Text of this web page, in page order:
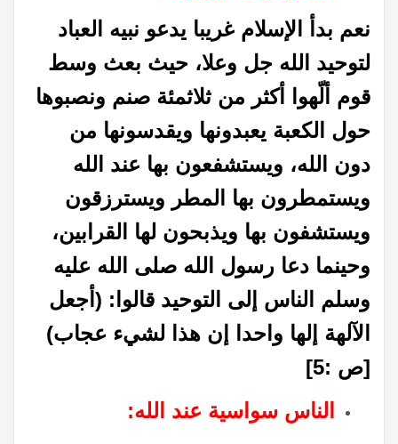
نعم بدأ الإسلام غريبا يدعو نبيه العباد
لتوحيد الله جل وعلا، حيث بعث وسط
قوم ألّهوا أكثر من ثلاثمئة صنم ونصبوها
حول الكعبة يعبدونها ويقدسونها من
دون الله، ويستشفعون بها عند الله
ويستمطرون بها المطر ويسترزقون
ويستشفون بها ويذبحون لها القرابين،
وحينما دعا رسول الله صلى الله عليه
وسلم الناس إلى التوحيد قالوا: (أجعل
الآلهة إلها واحدا إن هذا لشيء عجاب)
[ص :5]
الناس سواسية عند الله: